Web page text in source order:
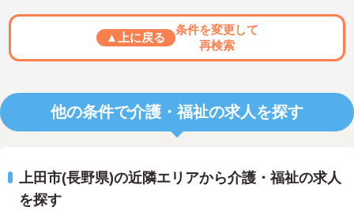
▲上に戻る
条件を変更して
再検索
他の条件で介護・福祉の求人を探す
上田市(長野県)の近隣エリアから介護・福祉の求人
を探す